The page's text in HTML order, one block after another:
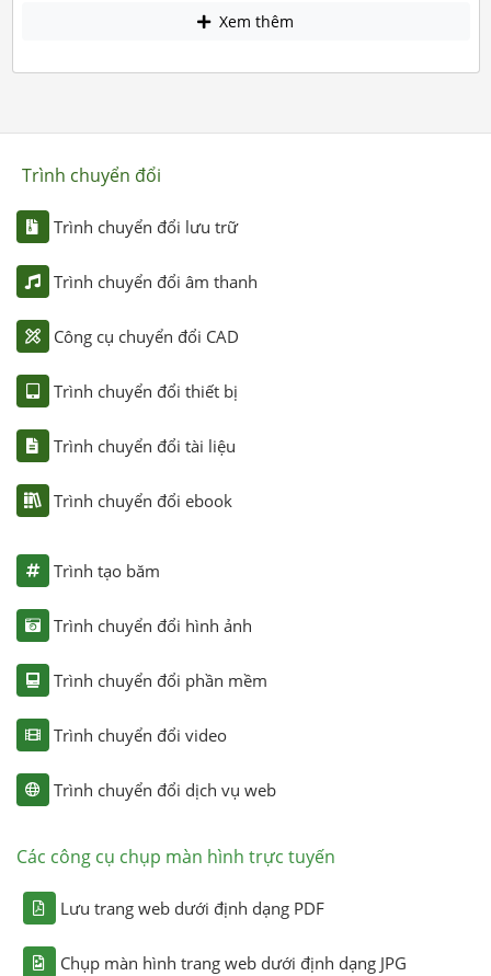
Xem thêm
Trình chuyển đổi
Trình chuyển đổi lưu trữ
Trình chuyển đổi âm thanh
Công cụ chuyển đổi CAD
Trình chuyển đổi thiết bị
Trình chuyển đổi tài liệu
Trình chuyển đổi ebook
Trình tạo băm
Trình chuyển đổi hình ảnh
Trình chuyển đổi phần mềm
Trình chuyển đổi video
Trình chuyển đổi dịch vụ web
Các công cụ chụp màn hình trực tuyến
Lưu trang web dưới định dạng PDF
Chụp màn hình trang web dưới định dạng JPG